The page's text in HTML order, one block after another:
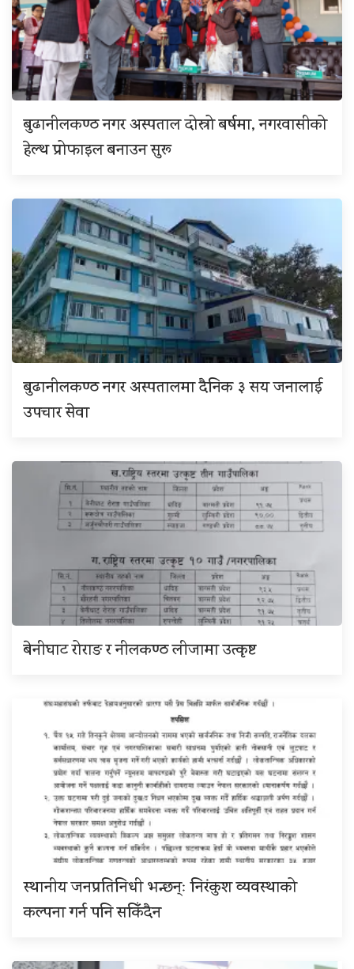
बुढानीलकण्ठ नगर अस्पताल दोस्रो बर्षमा, नगरवासीको
हेल्थ प्रोफाइल बनाउन सुरू
बुढानीलकण्ठ नगर अस्पतालमा दैनिक ३ सय जनालाई
उपचार सेवा
बेनीघाट रोराङ र नीलकण्ठ लीजामा उत्कृष्ट
स्थानीय जनप्रतिनिधी भन्छन्ः निरंकुश व्यवस्थाको
कल्पना गर्न पनि सकिँदैन